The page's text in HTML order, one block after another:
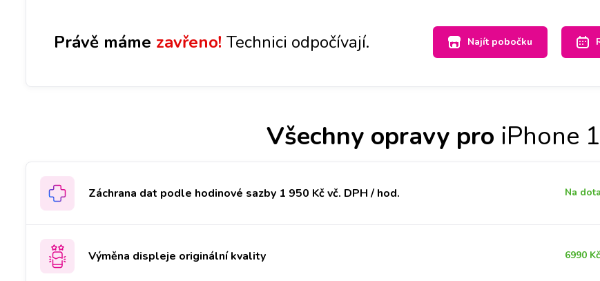
Právě máme zavřeno! Technici odpočívají. Najít pobočku
Všechny opravy pro iPhone
Záchrana dat podle hodinové sazby 1 950 Kč vč. DPH / hod. Na
Výměna displeje originální kvality 6990 Kč